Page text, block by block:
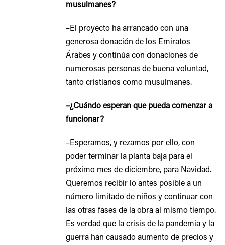
musulmanes?
–El proyecto ha arrancado con una
generosa donación de los Emiratos
Árabes y continúa con donaciones de
numerosas personas de buena voluntad,
tanto cristianos como musulmanes.
–¿Cuándo esperan que pueda comenzar a
funcionar?
–Esperamos, y rezamos por ello, con
poder terminar la planta baja para el
próximo mes de diciembre, para Navidad.
Queremos recibir lo antes posible a un
número limitado de niños y continuar con
las otras fases de la obra al mismo tiempo.
Es verdad que la crisis de la pandemia y la
guerra han causado aumento de precios y